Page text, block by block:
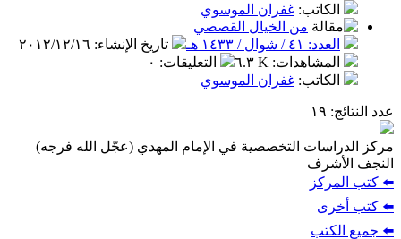
الكاتب: غفران الموسوي
من الخيال القصصي
العدد: ٤١ / شوال / ١٤٣٣ هـ
تاريخ الإنشاء: ٢٠١٢/١٢/١٦
المشاهدات: ٦.٣ K التعليقات: ٠
الكاتب: غفران الموسوي
عدد النتائج: ١٩
مركز الدراسات التخصصية في الإمام المهدي (عجّل الله فرجه)
النجف الأشرف
⬅️ كتب المركز
⬅️ كتب أخرى
⬅️ جميع الكتب